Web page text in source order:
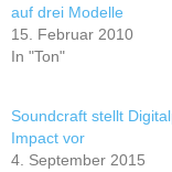
auf drei Modelle
15. Februar 2010
In "Ton"
Soundcraft stellt
Impact vor
4. September 2015